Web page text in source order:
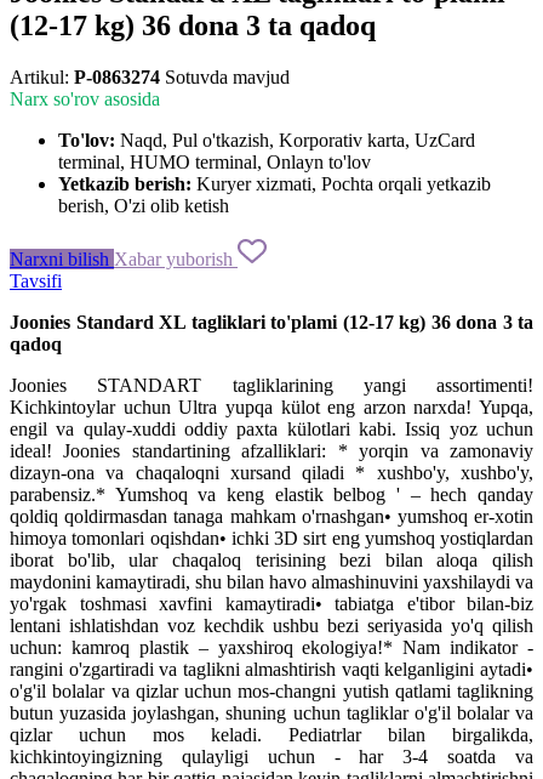
(12-17 kg) 36 dona 3 ta qadoq
Artikul: P-0863274 Sotuvda mavjud
Narx so'rov asosida
To'lov: Naqd, Pul o'tkazish, Korporativ karta, UzCard
terminal, HUMO terminal, Onlayn to'lov
Yetkazib berish: Kuryer xizmati, Pochta orqali yetkazib
berish, O'zi olib ketish
Narxni bilish Xabar yuborish
Tavsifi
Joonies Standard XL tagliklari to'plami (12-17 kg) 36 dona 3 ta
qadoq
Joonies STANDART tagliklarining yangi assortimenti!
Kichkintoylar uchun Ultra yupqa külot eng arzon narxda! Yupqa,
engil va qulay-xuddi oddiy paxta külotlari kabi. Issiq yoz uchun
ideal! Joonies standartining afzalliklari: * yorqin va zamonaviy
dizayn-ona va chaqaloqni xursand qiladi * xushbo'y, xushbo'y,
parabensiz.* Yumshoq va keng elastik belbog ' – hech qanday
qoldiq qoldirmasdan tanaga mahkam o'rnashgan• yumshoq er-xotin
himoya tomonlari oqishdan• ichki 3D sirt eng yumshoq yostiqlardan
iborat bo'lib, ular chaqaloq terisining bezi bilan aloqa qilish
maydonini kamaytiradi, shu bilan havo almashinuvini yaxshilaydi va
yo'rgak toshmasi xavfini kamaytiradi• tabiatga e'tibor bilan-biz
lentani ishlatishdan voz kechdik ushbu bezi seriyasida yo'q qilish
uchun: kamroq plastik – yaxshiroq ekologiya!* Nam indikator -
rangini o'zgartiradi va taglikni almashtirish vaqti kelganligini aytadi•
o'g'il bolalar va qizlar uchun mos-changni yutish qatlami taglikning
butun yuzasida joylashgan, shuning uchun tagliklar o'g'il bolalar va
qizlar uchun mos keladi. Pediatrlar bilan birgalikda,
kichkintoyingizning qulayligi uchun - har 3-4 soatda va